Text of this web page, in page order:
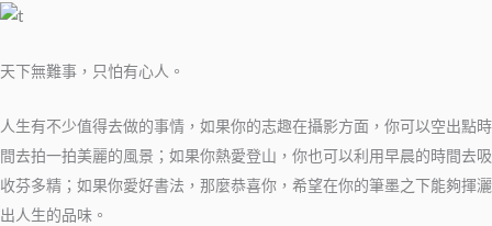
天下無難事，只怕有心人。
人生有不少值得去做的事情，如果你的志趣在攝影方面，你可以空出點時
間去拍一拍美麗的風景；如果你熱愛登山，你也可以利用早晨的時間去吸
收芬多精；如果你愛好書法，那麼恭喜你，希望在你的筆墨之下能夠揮灑
出人生的品味。